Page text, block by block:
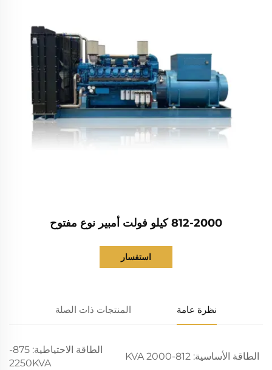
812-2000 كيلو فولت أمبير نوع مفتوح
استفسار
نظرة عامة المنتجات ذات الصلة
الطاقة الأساسية: 812-2000 KVA
الطاقة الاحتياطية: 875-
2250KVA